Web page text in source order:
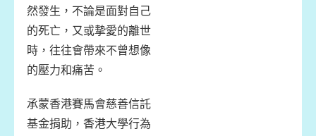
然發生，不論是面對自己
的死亡，又或摯愛的離世
時，往往會帶來不曾想像
的壓力和痛苦。
承蒙香港賽馬會慈善信託
基金捐助，香港大學行為